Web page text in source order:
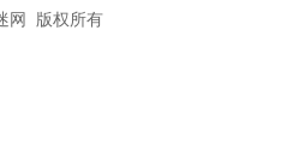
网 版权所有